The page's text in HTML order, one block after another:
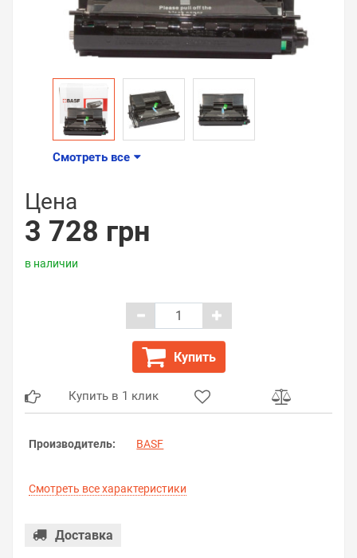
Смотреть все
Цена
3 728 грн
в наличии
Купить
Купить в 1 клик
Производитель: BASF
Смотреть все характеристики
Доставка